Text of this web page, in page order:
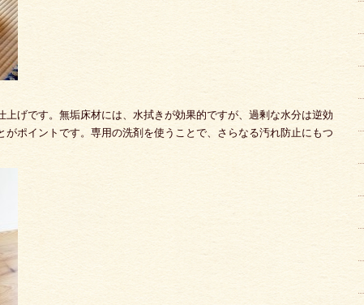
げです。無垢床材には、水拭きが効果的ですが、過剰な水分は逆効
ポイントです。専用の洗剤を使うことで、さらなる汚れ防止にもつ